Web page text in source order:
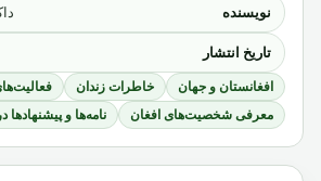
نویسنده
تاریخ انتشار
افغانستان و جهان خاطرات زندان
معرفی شخصیت‌های افغان
نامه‌ها و پیشنهادها